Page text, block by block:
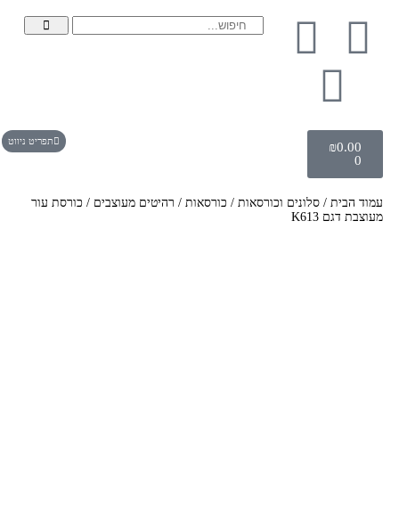
₪0.00
תפריט ניווט
עמוד הבית/ סלונים וכורסאות/ כורסאות/ רהיטים מעוצבים/ כורסת עור
מעוצבת דגם K613